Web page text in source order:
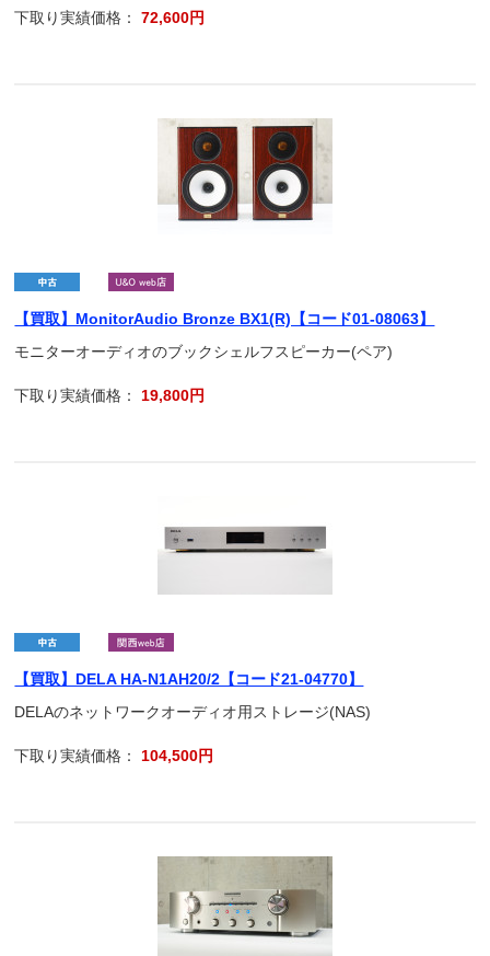
下取り実績価格：72,600円
【買取】MonitorAudio Bronze BX1(R)【コード01-08063】
モニターオーディオのブックシェルフスピーカー(ペア)
下取り実績価格： 19,800円
【買取】DELA HA-N1AH20/2【コード21-04770】
DELAのネットワークオーディオ用ストレージ(NAS)
下取り実績価格： 104,500円